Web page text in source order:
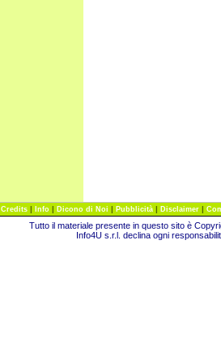
Credits | Info | Dicono di Noi | Pubblicità | Disclaimer |
Tutto il materiale presente in questo sito è
Info4U s.r.l. declina ogni